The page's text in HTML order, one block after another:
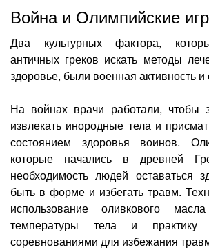
Война и Олимпийские
Два культурных фактора,
античных греков искать методы
здоровье, были военная активность и
На войнах врачи работали, чтобы
извлекать инородные тела и
состоянием здоровья воинов.
которые начались в древней
необходимость людей оставаться
быть в форме и избегать травм.
использование оливкового
температуры тела и практику
соревнованиями для избежания